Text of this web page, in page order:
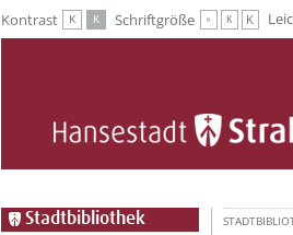
Kontrast K K Schriftgröße K K K
Stadtbibliothek